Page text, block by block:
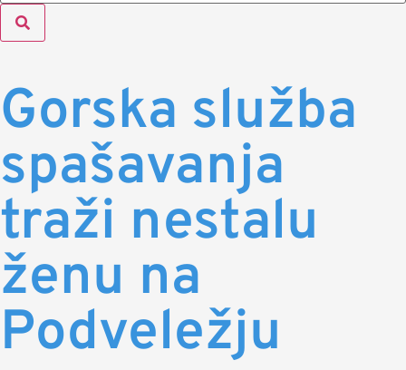
Gorska služba
spašavanja
traži nestalu
ženu na
Podveležju